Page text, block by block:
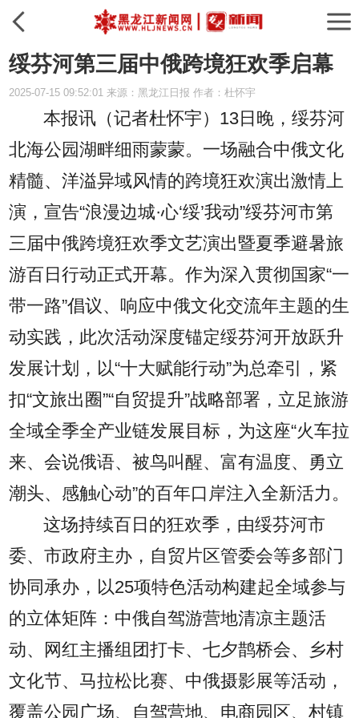
绥芬河第三届中俄跨境狂欢季启幕
2025-07-15 09:52:01 来源：黑龙江日报 作者：杜怀宇
本报讯（记者杜怀宇） 13日晚，绥芬河
北海公园湖畔细雨蒙蒙。一场融合中俄文化
精髓、洋溢异域风情的跨境狂欢演出激情上
演，宣告“浪漫边城·心‘绥’我动”绥芬河市第
三届中俄跨境狂欢季文艺演出暨夏季避暑旅
游百日行动正式开幕。作为深入贯彻国家“一
带一路”倡议、响应中俄文化交流年主题的生
动实践，此次活动深度锚定绥芬河开放跃升
发展计划，以“十大赋能行动”为总牵引，紧
扣“文旅出圈”“自贸提升”战略部署，立足旅游
全域全季全产业链发展目标，为这座“火车拉
来、会说俄语、被鸟叫醒、富有温度、勇立
潮头、感触心动”的百年口岸注入全新活力。
这场持续百日的狂欢季，由绥芬河市
委、市政府主办，自贸片区管委会等多部门
协同承办，以25项特色活动构建起全域参与
的立体矩阵：中俄自驾游营地清凉主题活
动、网红主播组团打卡、七夕鹊桥会、乡村
文化节、马拉松比赛、中俄摄影展等活动，
覆盖公园广场、自驾营地、电商园区、村镇